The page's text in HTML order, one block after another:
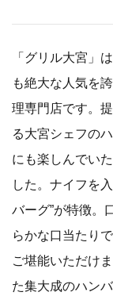
「グリル大宮」
も絶大な人気を
理専門店です。
る大宮シェフの
にも楽しんでい
した。ナイフを
バーグ”が特徴。
らかな口当たり
ご堪能いただけ
た集大成のハン